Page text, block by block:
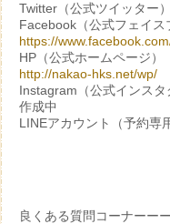
Twitter（公式ツイッター）
Facebook（公式フェイス
https://
HP（公式ホームページ）
http://nakao-hks.net/wp/
Instagram（公式インスタ
作成中
LINEアカウント（予約専
良くある質問コーナーー